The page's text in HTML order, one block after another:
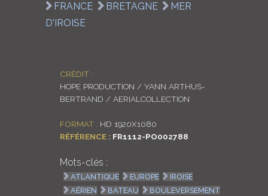
FRANCE BRETAGNE
MER
D'IROISE
CRÉDIT :
HOPE PRODUCTION / YANN ARTHUS-
BERTRAND / AERIALCOLLECTION
FORMAT : HD 1920X1080
RÉFÉRENCE : FR1112-PO002788
Mots-clés :
ATLANTIQUE EUROPE
IROISE
AÉRIEN
BATEAU
BOULEVERSEMENT